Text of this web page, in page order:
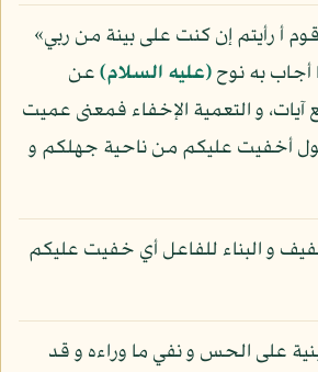
أ رأيتم إن كنت على بينة من ربي»
أجاب به نوح(عليه السلام)عن
آيات، و التعمية الإخفاء فمعنى عميت
أخفيت عليكم من ناحية جهلكم و
و البناء للفاعل أي خفيت عليكم
على الحس و نفي ما وراءه و قد